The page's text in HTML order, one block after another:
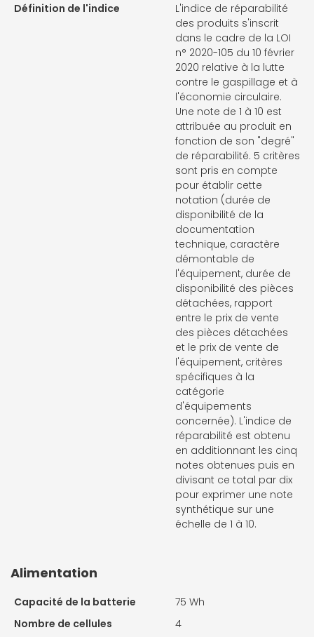
Définition de l'indice
L'indice de réparabilité
des produits s'inscrit
dans le cadre de la LOI
n° 2020-105 du 10 février
2020 relative à la lutte
contre le gaspillage et à
l'économie circulaire.
Une note de 1 à 10 est
attribuée au produit en
fonction de son "degré"
de réparabilité. 5 critères
sont pris en compte
pour établir cette
notation (durée de
disponibilité de la
documentation
technique, caractère
démontable de
l'équipement, durée de
disponibilité des pièces
détachées, rapport
entre le prix de vente
des pièces détachées
et le prix de vente de
l'équipement, critères
spécifiques à la
catégorie
d'équipements
concernée). L'indice de
réparabilité est obtenu
en additionnant les cinq
notes obtenues puis en
divisant ce total par dix
pour exprimer une note
synthétique sur une
échelle de 1 à 10.
Alimentation
Capacité de la batterie
75 Wh
Nombre de cellules
4